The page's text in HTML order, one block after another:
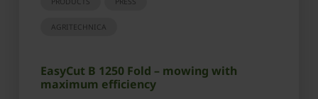
AGRITECHNICA
EasyCut B 1250 Fold – mowing with
maximum efficiency